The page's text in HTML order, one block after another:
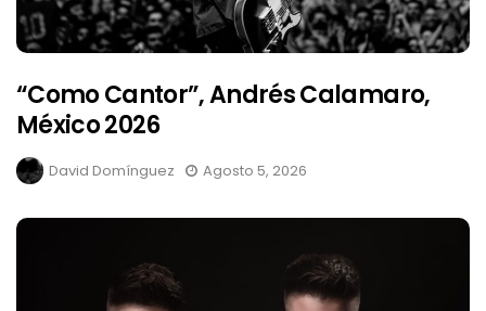
“Como Cantor”, Andrés Calamaro,
México 2026
David Domínguez Agosto 5, 2026